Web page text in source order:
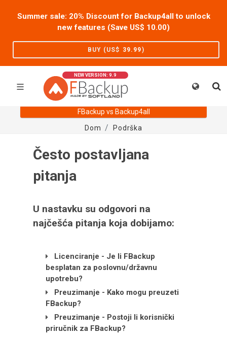
Summer sale: 20% Discount for Backup4all to unlock
new features (Save US$ 10.00)
BUY (US$ 39.99)
NEW VERSION: 9.9
FBackup vs Backup4all
Dom
Podrška
Često postavljana
pitanja
U nastavku su odgovori na
najčešća pitanja koja dobijamo:
Licenciranje - Je li FBackup
besplatan za poslovnu/državnu
upotrebu?
Preuzimanje - Kako mogu preuzeti
FBackup?
Preuzimanje - Postoji li korisnički
priručnik za FBackup?